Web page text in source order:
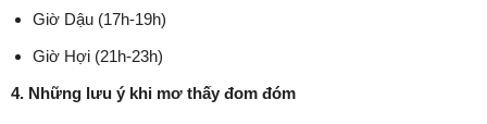
Giờ Dậu (17h-19h)
Giờ Hợi (21h-23h)
4. Những lưu ý khi mơ thấy đom đóm